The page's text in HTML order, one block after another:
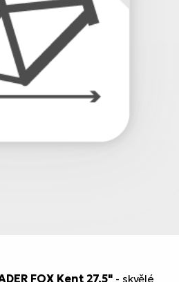
FOX Kent 27,5" - skvělé